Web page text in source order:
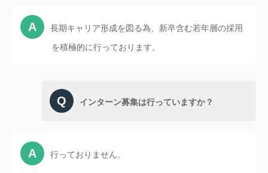
長期キャリア形成を図る為、新卒含む若年層の採用
を積極的に行っております。
インターン募集は行っていますか？
行っておりません。